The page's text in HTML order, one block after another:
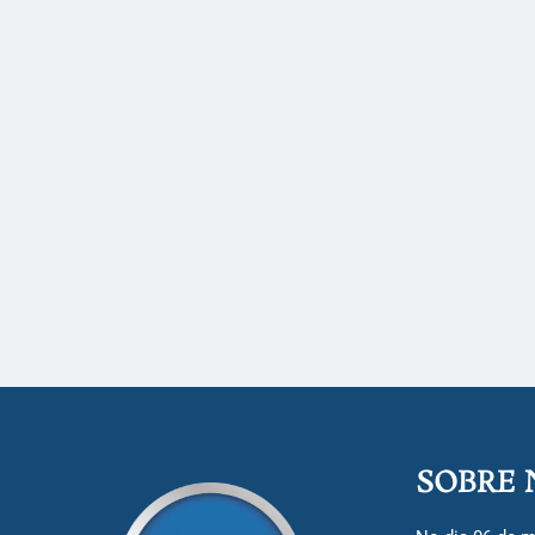
SOBRE